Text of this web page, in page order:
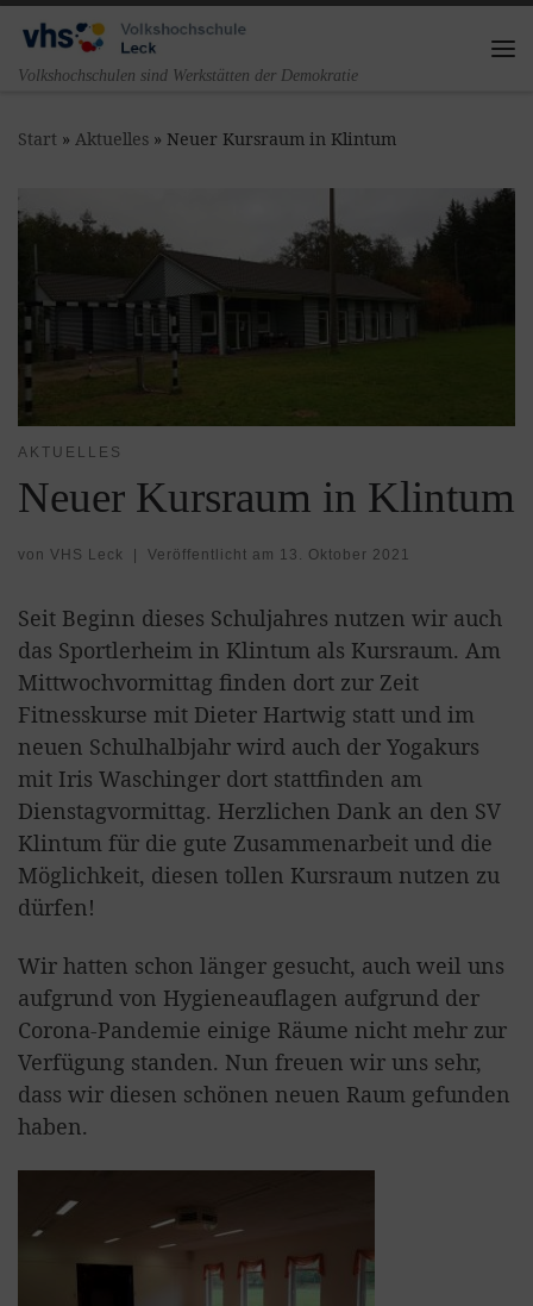
Zum Inhalt springen
Volkshochschulen sind Werkstätten der Demokratie
Start » Aktuelles » Neuer Kursraum in Klintum
AKTUELLES
Neuer Kursraum in Klintum
von VHS Leck | Veröffentlicht am 13. Oktober 2021
Seit Beginn dieses Schuljahres nutzen wir auch
das Sportlerheim in Klintum als Kursraum. Am
Mittwochvormittag finden dort zur Zeit
Fitnesskurse mit Dieter Hartwig statt und im
neuen Schulhalbjahr wird auch der Yogakurs
mit Iris Waschinger dort stattfinden am
Dienstagvormittag. Herzlichen Dank an den SV
Klintum für die gute Zusammenarbeit und die
Möglichkeit, diesen tollen Kursraum nutzen zu
dürfen!
Wir hatten schon länger gesucht, auch weil uns
aufgrund von Hygieneauflagen aufgrund der
Corona-Pandemie einige Räume nicht mehr zur
Verfügung standen. Nun freuen wir uns sehr,
dass wir diesen schönen neuen Raum gefunden
haben.